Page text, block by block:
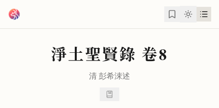
淨土聖賢錄 卷8
清彭希涑述